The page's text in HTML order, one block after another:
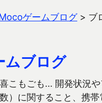
ゲームブログ> ブ
ムブログ
こもごも… 開発状況や
）に関すること、携帯